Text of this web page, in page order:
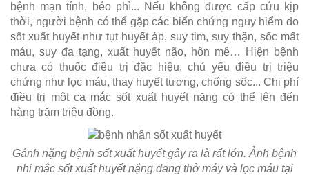
bệnh mạn tính, béo phì... Nếu không được cấp cứu kịp
thời, người bệnh có thể gặp các biến chứng nguy hiểm do
sốt xuất huyết như tụt huyết áp, suy tim, suy thận, sốc mất
máu, suy đa tạng, xuất huyết não, hôn mê… Hiện bệnh
chưa có thuốc điều trị đặc hiệu, chủ yếu điều trị triệu
chứng như lọc máu, thay huyết tương, chống sốc... Chi phí
điều trị một ca mắc sốt xuất huyết nặng có thể lên đến
hàng trăm triệu đồng.
Gánh nặng bệnh sốt xuất huyết gây ra là rất lớn. Ảnh bệnh
nhi mắc sốt xuất huyết nặng đang thở máy và lọc máu tại